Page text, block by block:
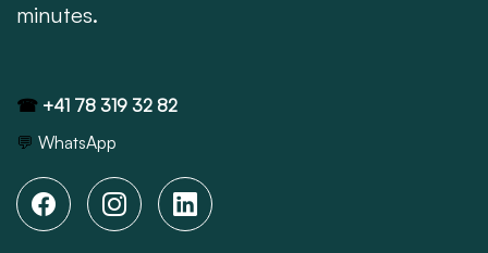
minutes.
☎ +41 78 319 32 82
💬 WhatsApp